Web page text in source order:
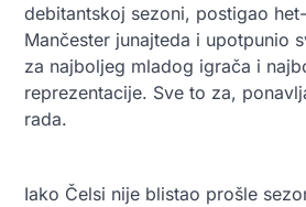
debitantskoj sezoni, postigao
Mančester junajteda i upotpunio
za najboljeg mladog igrača i
reprezentacije. Sve to za,
rada.
Iako Čelsi nije blistao prošle